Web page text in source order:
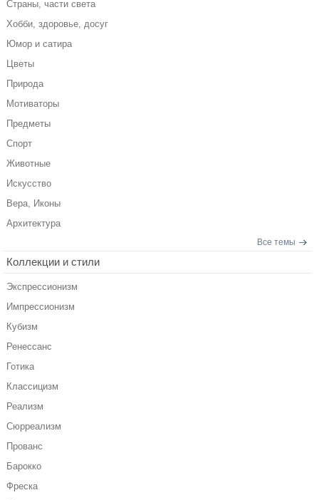
Страны, части света
Хобби, здоровье, досуг
Юмор и сатира
Цветы
Природа
Мотиваторы
Предметы
Спорт
Животные
Искусство
Вера, Иконы
Архитектура
Все темы
Коллекции и стили
Экспрессионизм
Импрессионизм
Кубизм
Ренессанс
Готика
Классицизм
Реализм
Сюрреализм
Прованс
Барокко
Фреска